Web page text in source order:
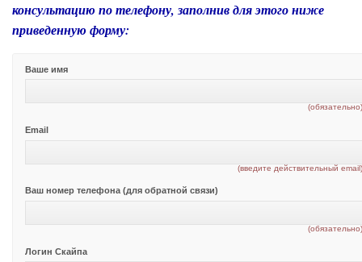
консультацию по телефону, заполнив для этого ниже
приведенную форму:
Ваше имя
Email
(введите действительный
Ваш номер телефона (для обратной связи)
Логин Скайпа